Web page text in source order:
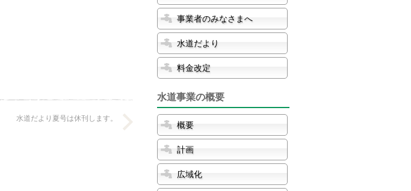
水道だより夏号は休刊します。
事業者のみなさまへ
水道だより
料金改定
水道事業の概要
概要
計画
広域化